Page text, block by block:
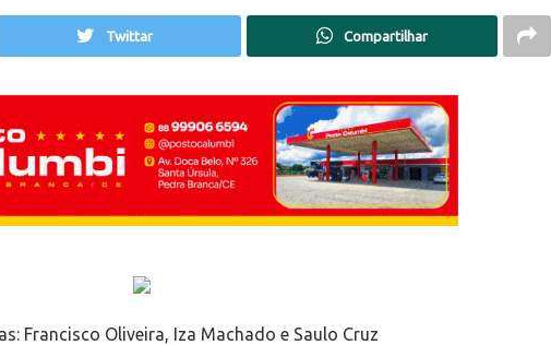
Twittar Compartilhar
Francisco Oliveira, Iza Machado e Saulo Cruz